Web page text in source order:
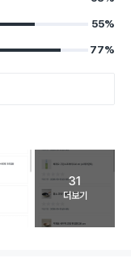
55%
77%
고객 리뷰
31
더보기